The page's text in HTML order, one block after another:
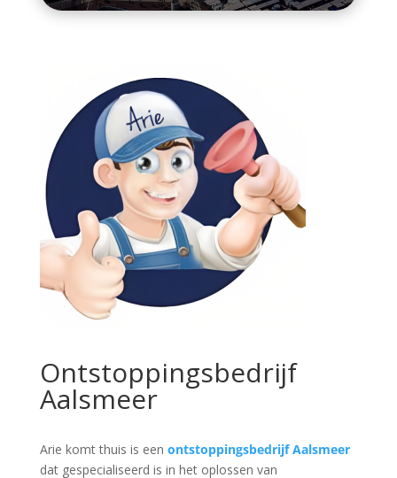
Ontstoppingsbedrijf
Aalsmeer
Arie komt thuis is een ontstoppingsbedrijf Aalsmeer
dat gespecialiseerd is in het oplossen van